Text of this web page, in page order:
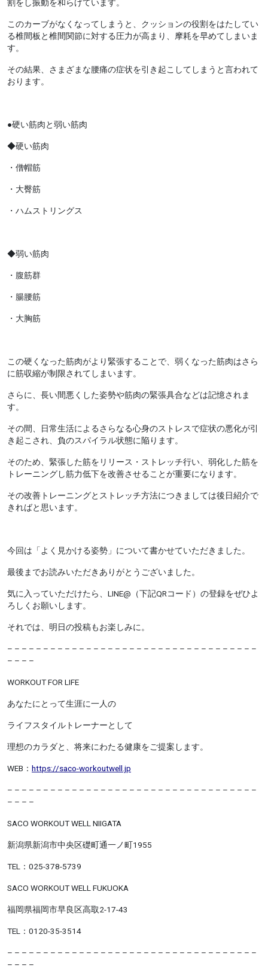
割をし振動を和らげています。
このカーブがなくなってしまうと、クッションの役割をはたしてい
る椎間板と椎間関節に対する圧力が高まり、摩耗を早めてしまいま
す。
その結果、さまざまな腰痛の症状を引き起こしてしまうと言われて
おります。
●硬い筋肉と弱い筋肉
◆硬い筋肉
・僧帽筋
・大臀筋
・ハムストリングス
◆弱い筋肉
・腹筋群
・腸腰筋
・大胸筋
この硬くなった筋肉がより緊張することで、弱くなった筋肉はさら
に筋収縮が制限されてしまいます。
さらに、長い間悪くした姿勢や筋肉の緊張具合などは記憶されま
す。
その間、日常生活によるさらなる心身のストレスで症状の悪化が引
き起こされ、負のスパイラル状態に陥ります。
そのため、緊張した筋をリリース・ストレッチ行い、弱化した筋を
トレーニングし筋力低下を改善させることが重要になります。
その改善トレーニングとストレッチ方法につきましては後日紹介で
きればと思います。
今回は「よく見かける姿勢」について書かせていただきました。
最後までお読みいただきありがとうございました。
気に入っていただけたら、 LINE@ （下記QRコード）の登録をぜひよ
ろしくお願いします。
それでは、明日の投稿もお楽しみに。
– – – – – – – – – – – – – – – – – – – – – – – – – – – – – – – – – – –
– – – –
WORKOUT FOR LIFE
あなたにとって生涯に一人の
ライフスタイルトレーナーとして
理想のカラダと、将来にわたる健康をご提案します。
WEB ： https://saco-workoutwell.jp
– – – – – – – – – – – – – – – – – – – – – – – – – – – – – – – – – – –
– – – –
SACO WORKOUT WELL NIIGATA
新潟県新潟市中央区礎町通一ノ町1955
TEL ： 025-378-5739
SACO WORKOUT WELL FUKUOKA
福岡県福岡市早良区高取2-17-43
TEL ： 0120-35-3514
– – – – – – – – – – – – – – – – – – – – – – – – – – – – – – – – – – –
– – – –